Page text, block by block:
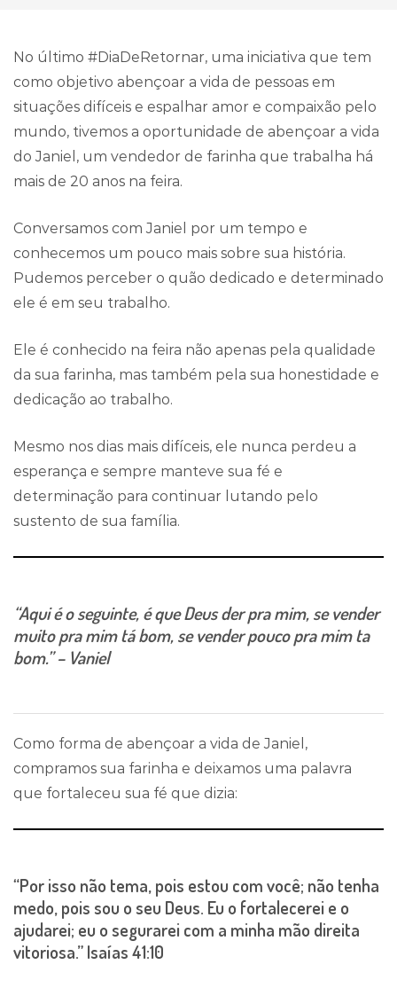
No último #DiaDeRetornar, uma iniciativa que tem
como objetivo abençoar a vida de pessoas em
situações difíceis e espalhar amor e compaixão pelo
mundo, tivemos a oportunidade de abençoar a vida
do Janiel, um vendedor de farinha que trabalha há
mais de 20 anos na feira.
Conversamos com Janiel por um tempo e
conhecemos um pouco mais sobre sua história.
Pudemos perceber o quão dedicado e determinado
ele é em seu trabalho.
Ele é conhecido na feira não apenas pela qualidade
da sua farinha, mas também pela sua honestidade e
dedicação ao trabalho.
Mesmo nos dias mais difíceis, ele nunca perdeu a
esperança e sempre manteve sua fé e
determinação para continuar lutando pelo
sustento de sua família.
“Aqui é o seguinte, é que Deus der pra mim, se vender
muito pra mim tá bom, se vender pouco pra mim ta
bom.” – Vaniel
Como forma de abençoar a vida de Janiel,
compramos sua farinha e deixamos uma palavra
que fortaleceu sua fé que dizia:
“Por isso não tema, pois estou com você; não tenha
medo, pois sou o seu Deus. Eu o fortalecerei e o
ajudarei; eu o segurarei com a minha mão direita
vitoriosa.” Isaías 41:10